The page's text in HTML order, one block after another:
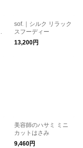
sof.｜シルク リラック
スフーディー
13,200円
美容師のハサミ ミニ
カットはさみ
9,460円